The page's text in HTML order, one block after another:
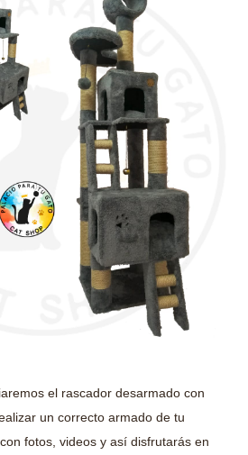
el rascador desarmado con
un correcto armado de tu
fotos, videos y así disfrutarás en